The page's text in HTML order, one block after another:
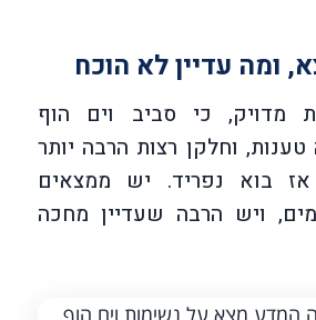
ומה עדיין לא הוכח
מדויק, כי סביב וים הוף
וחלקן רצות הרבה יותר
בוא נפריד. יש ממצאים
ויש הרבה שעדיין מחכה